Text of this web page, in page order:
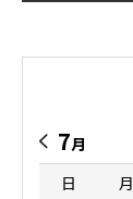
7月
日
月